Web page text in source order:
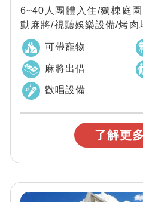
6~40人團體入住/獨棟庭
動麻將/視聽娛樂設備/烤肉
族聚會及公司團體旅遊。
可帶寵物
麻將出借
歡唱設備
了解更